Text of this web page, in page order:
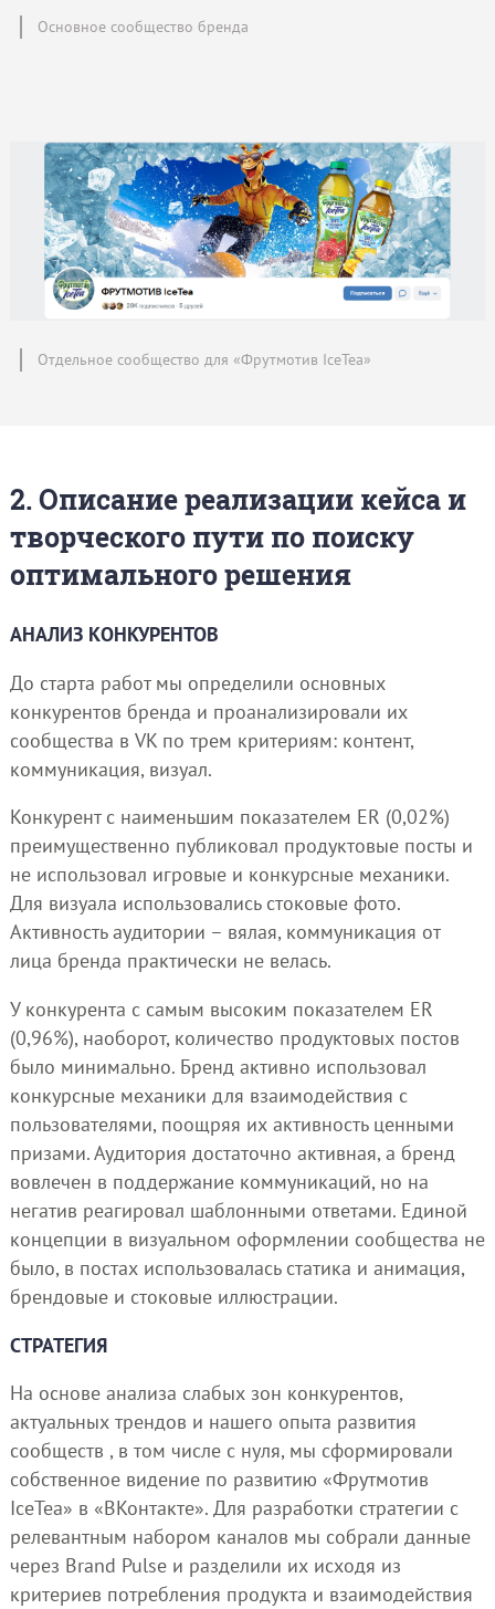
Основное сообщество бренда
Отдельное сообщество для «Фрутмотив IceTea»
2. Описание реализации кейса и
творческого пути по поиску
оптимального решения
АНАЛИЗ КОНКУРЕНТОВ
До старта работ мы определили основных
конкурентов бренда и проанализировали их
сообщества в VK по трем критериям: контент,
коммуникация, визуал.
Конкурент с наименьшим показателем ER (0,02%)
преимущественно публиковал продуктовые посты и
не использовал игровые и конкурсные механики.
Для визуала использовались стоковые фото.
Активность аудитории – вялая, коммуникация от
лица бренда практически не велась.
У конкурента с самым высоким показателем ER
(0,96%), наоборот, количество продуктовых постов
было минимально. Бренд активно использовал
конкурсные механики для взаимодействия с
пользователями, поощряя их активность ценными
призами. Аудитория достаточно активная, а бренд
вовлечен в поддержание коммуникаций, но на
негатив реагировал шаблонными ответами. Единой
концепции в визуальном оформлении сообщества не
было, в постах использовалась статика и анимация,
брендовые и стоковые иллюстрации.
СТРАТЕГИЯ
На основе анализа слабых зон конкурентов,
актуальных трендов и нашего опыта развития
сообществ , в том числе с нуля, мы сформировали
собственное видение по развитию «Фрутмотив
IceTea» в «ВКонтакте». Для разработки стратегии с
релевантным набором каналов мы собрали данные
через Brand Pulse и разделили их исходя из
критериев потребления продукта и взаимодействия